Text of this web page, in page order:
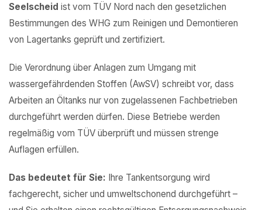
Seelscheid ist vom TÜV Nord nach den gesetzlichen
Bestimmungen des WHG zum Reinigen und Demontieren
von Lagertanks geprüft und zertifiziert.
Die Verordnung über Anlagen zum Umgang mit
wassergefährdenden Stoffen (AwSV) schreibt vor, dass
Arbeiten an Öltanks nur von zugelassenen Fachbetrieben
durchgeführt werden dürfen. Diese Betriebe werden
regelmäßig vom TÜV überprüft und müssen strenge
Auflagen erfüllen.
Das bedeutet für Sie: Ihre Tankentsorgung wird
fachgerecht, sicher und umweltschonend durchgeführt –